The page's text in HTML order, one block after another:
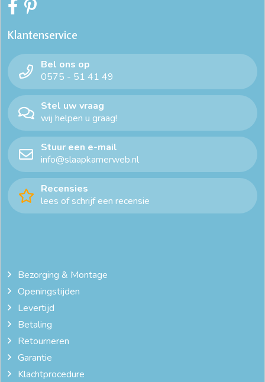
Klantenservice
Bel ons op
0575 - 51 41 49
Stel uw vraag
wij helpen u graag!
Stuur een e-mail
info@slaapkamerweb.nl
Recensies
lees of schrijf een recensie
Bezorging & Montage
Openingstijden
Levertijd
Betaling
Retourneren
Garantie
Klachtprocedure